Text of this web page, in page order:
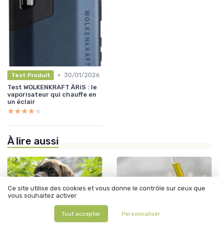
Test Produit • 30/01/2026
Test WOLKENKRAFT ÄRiS : le
vaporisateur qui chauffe en
un éclair
★★★★★
★★★★★
À lire aussi
Ce site utilise des cookies et vous donne le contrôle sur ceux que
vous souhaitez activer
Tout accepter Personnaliser